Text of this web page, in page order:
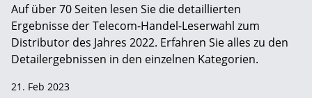
Auf über 70 Seiten lesen Sie die detaillierten
Ergebnisse der Telecom-Handel-Leserwahl zum
Distributor des Jahres 2022. Erfahren Sie alles zu den
Detailergebnissen in den einzelnen Kategorien.
21. Feb 2023